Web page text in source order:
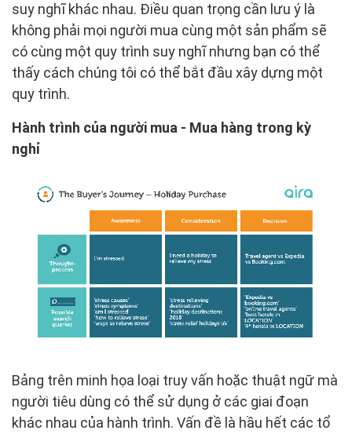
suy nghĩ khác nhau. Điều quan trọng cần lưu ý là
không phải mọi người mua cùng một sản phẩm sẽ
có cùng một quy trình suy nghĩ nhưng bạn có thể
thấy cách chúng tôi có thể bắt đầu xây dựng một
quy trình.
Hành trình của người mua - Mua hàng trong kỳ
nghỉ
Bảng trên minh họa loại truy vấn hoặc thuật ngữ mà
người tiêu dùng có thể sử dụng ở các giai đoạn
khác nhau của hành trình. Vấn đề là hầu hết các tổ